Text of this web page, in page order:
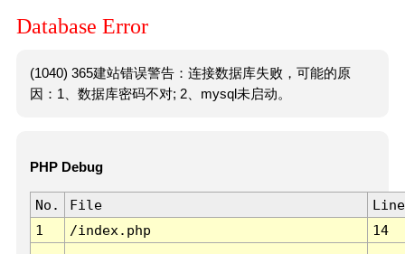
Database Error
(1040) 365建站错误警告：连接数据库失败，可能的原
因：1、数据库密码不对; 2、mysql未启动。
PHP Debug
No. File
Line
1
/index.php 14